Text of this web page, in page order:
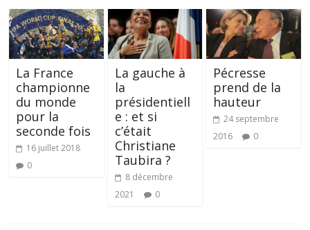
La France
championne
du monde
pour la
seconde fois
16 juillet 2018
0
La gauche à
la
présidentiell
e : et si
c’était
Christiane
Taubira ?
8 décembre
2021
0
Pécresse
prend de la
hauteur
24 septembre
2016
0